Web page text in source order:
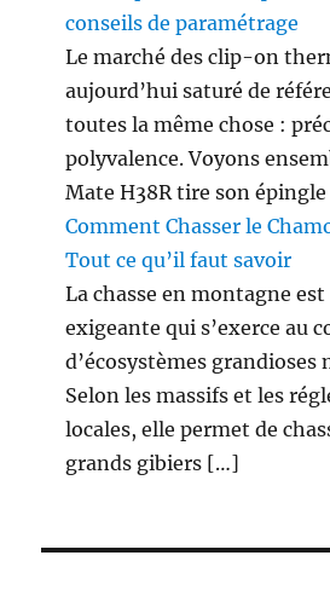
conseils de paramétrage
Le marché des clip-on
aujourd’hui saturé de
toutes la même chose :
polyvalence. Voyons
Mate H38R tire son
Comment Chasser le
Tout ce qu’il faut savoir
La chasse en montagne
exigeante qui s’exerce au
d’écosystèmes grandioses
Selon les massifs et les
locales, elle permet de
grands gibiers […]